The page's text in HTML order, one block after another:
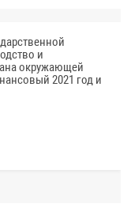
и
окружающей
2021 год и